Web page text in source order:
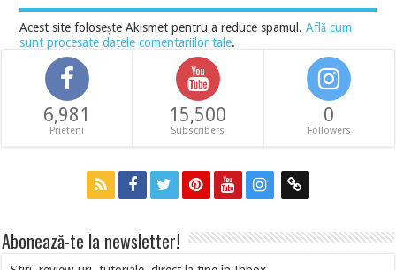
Acest site folosește Akismet pentru a reduce spamul.Află cum
sunt procesate datele comentariilor tale.
6,981
Prieteni
15,500
Subscribers
0
Followers
Abonează-te la newsletter!